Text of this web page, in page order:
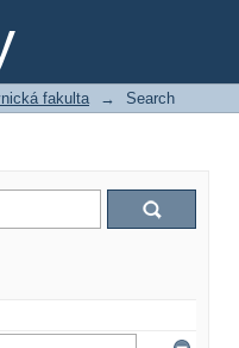
fakulta → Search